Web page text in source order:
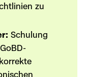
zu
Schulung